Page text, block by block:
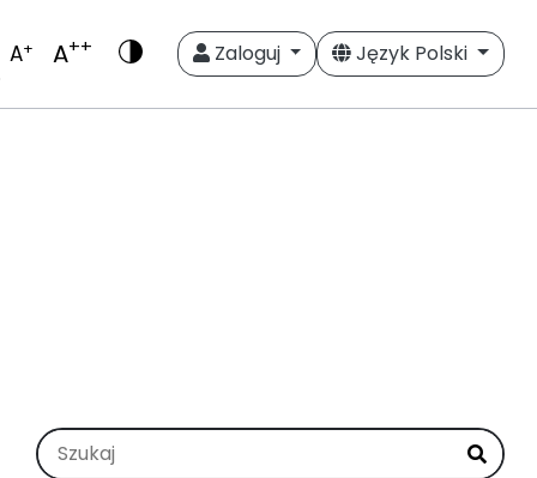
A+ A++ Zaloguj Język Polski